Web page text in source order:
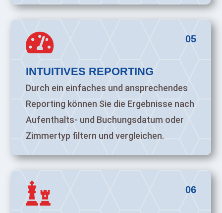
05

INTUITIVES REPORTING
Durch ein einfaches und ansprechendes
Reporting können Sie die Ergebnisse nach
Aufenthalts- und Buchungsdatum oder
Zimmertyp filtern und vergleichen.
06
